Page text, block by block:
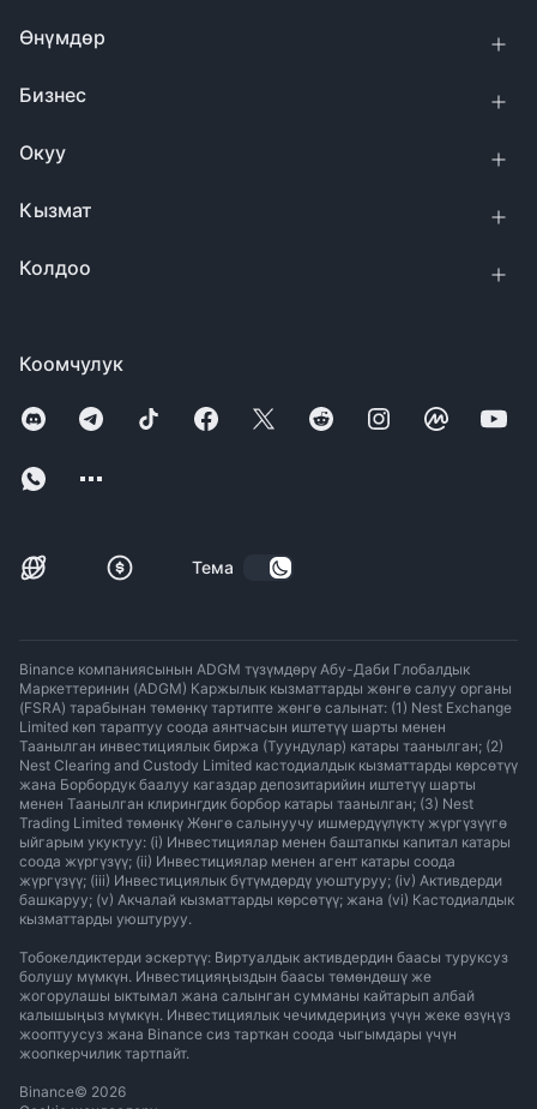
Коомчулук
Тема
Өнүмдөр
Бизнес
Окуу
Кызмат
Колдоо
Binance компаниясынын ADGM түзүмдөрү Абу-Даби Глобалдык
Маркеттеринин (ADGM) Каржылык кызматтарды жөнгө салуу органы
(FSRA) тарабынан төмөнкү тартипте жөнгө салынат: (1) Nest Exchange
Limited көп тараптуу соода аянтчасын иштетүү шарты менен
Таанылган инвестициялык биржа (Туундулар) катары таанылган; (2)
Nest Clearing and Custody Limited кастодиалдык кызматтарды көрсөтүү
жана Борбордук баалуу кагаздар депозитарийин иштетүү шарты
менен Таанылган клирингдик борбор катары таанылган; (3) Nest
Trading Limited төмөнкү Жөнгө салынуучу ишмердүүлүктү жүргүзүүгө
ыйгарым укуктуу: (i) Инвестициялар менен баштапкы капитал катары
соода жүргүзүү; (ii) Инвестициялар менен агент катары соода
жүргүзүү; (iii) Инвестициялык бүтүмдөрдү уюштуруу; (iv) Активдерди
башкаруу; (v) Акчалай кызматтарды көрсөтүү; жана (vi) Кастодиалдык
кызматтарды уюштуруу.
Тобокелдиктерди эскертүү: Виртуалдык активдердин баасы туруксуз
болушу мүмкүн. Инвестицияңыздын баасы төмөндөшү же
жогорулашы ыктымал жана салынган сумманы кайтарып албай
калышыңыз мүмкүн. Инвестициялык чечимдериңиз үчүн жеке өзүңүз
жооптуусуз жана Binance сиз тарткан соода чыгымдары үчүн
жоопкерчилик тартпайт.
Binance© 2026